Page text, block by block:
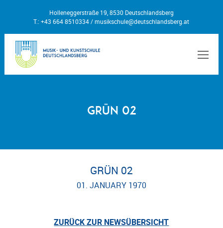
Holleneggerstraße 19, 8530 Deutschlandsberg
T.: +43 664 8510334 /musikschule@deutschlandsberg.at
Grün 02
GRÜN 02
01. JANUARY 1970
ZURÜCK ZUR NEWSÜBERSICHT